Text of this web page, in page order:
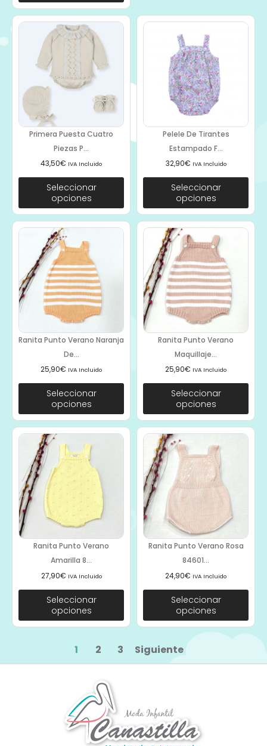
Primera Puesta Cuatro
Piezas P...
43,50€ IVA Incluido
Seleccionar
opciones
Pelele De Tirantes
Estampado F...
32,90€ IVA Incluido
Seleccionar
opciones
Ranita Punto Verano Naranja
De...
25,90€ IVA Incluido
Seleccionar
opciones
Ranita Punto Verano
Maquillaje...
25,90€ IVA Incluido
Seleccionar
opciones
Ranita Punto Verano
Amarilla 8...
27,90€ IVA Incluido
Seleccionar
opciones
Ranita Punto Verano Rosa
84601...
24,90€ IVA Incluido
Seleccionar
opciones
1 2 3 Siguiente